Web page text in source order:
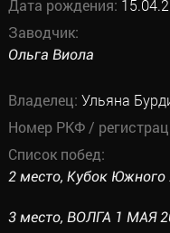
Дата рождения:
Заводчик:
Ольга Виола
Владелец: Ульяна
Номер РКФ /
Список побед:
2 место, Кубок Южного
3 место, ВОЛГА 1 МАЯ